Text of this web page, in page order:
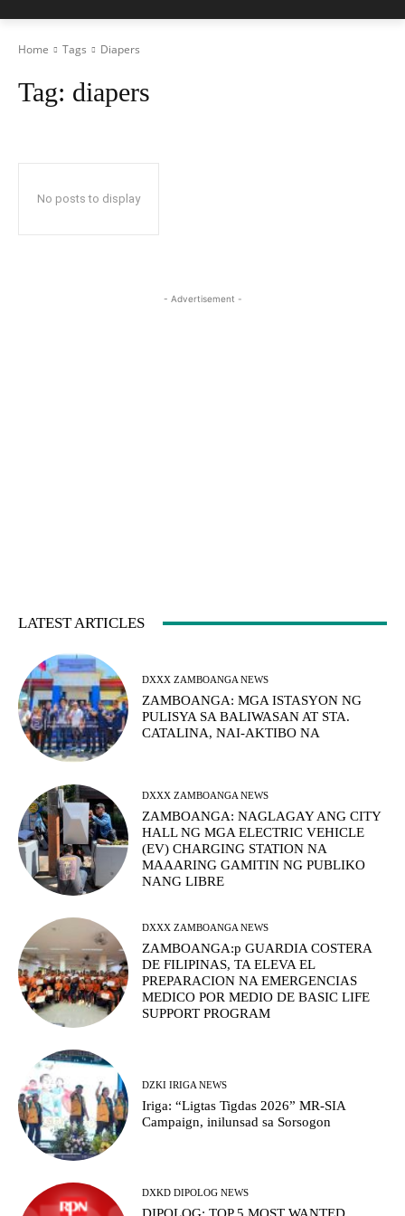
Home Tags Diapers
Tag: diapers
No posts to display
- Advertisement -
LATEST ARTICLES
DXXX ZAMBOANGA NEWS
ZAMBOANGA: MGA ISTASYON NG
PULISYA SA BALIWASAN AT STA.
CATALINA, NAI-AKTIBO NA
DXXX ZAMBOANGA NEWS
ZAMBOANGA: NAGLAGAY ANG CITY
HALL NG MGA ELECTRIC VEHICLE
(EV) CHARGING STATION NA
MAAARING GAMITIN NG PUBLIKO
NANG LIBRE
DXXX ZAMBOANGA NEWS
ZAMBOANGA:p GUARDIA COSTERA
DE FILIPINAS, TA ELEVA EL
PREPARACION NA EMERGENCIAS
MEDICO POR MEDIO DE BASIC LIFE
SUPPORT PROGRAM
DZKI IRIGA NEWS
Iriga: “Ligtas Tigdas 2026” MR-SIA
Campaign, inilunsad sa Sorsogon
DXKD DIPOLOG NEWS